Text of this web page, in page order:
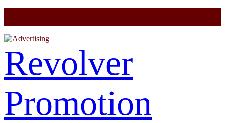
Revolver
Promotion